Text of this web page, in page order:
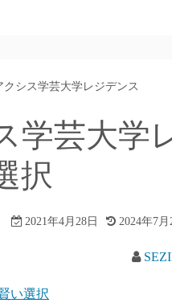
クシス学芸大学レジデンス
学芸大学
択
2021年4月28日 2024年7月
い選択